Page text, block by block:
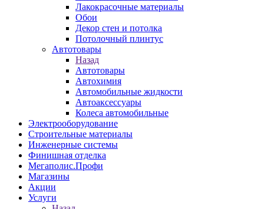
Лакокрасочные материалы
Обои
Декор стен и потолка
Потолочный плинтус
Автотовары
Назад
Автотовары
Автохимия
Автомобильные жидкости
Автоаксессуары
Колеса автомобильные
Электрооборудование
Строительные материалы
Инженерные системы
Финишная отделка
Мегаполис.Профи
Магазины
Акции
Услуги